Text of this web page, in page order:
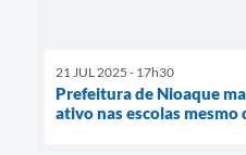
21 JUL 2025 - 17h30
Prefeitura de Nioaque
ativo nas escolas mesmo